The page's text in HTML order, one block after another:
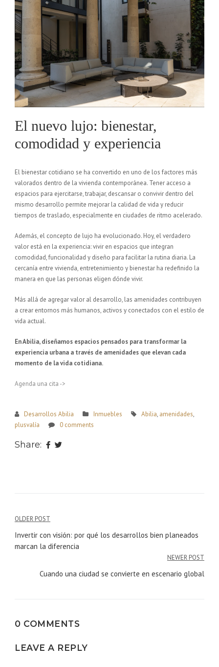
El nuevo lujo: bienestar,
comodidad y experiencia
El bienestar cotidiano se ha convertido en uno de los factores más
valorados dentro de la vivienda contemporánea. Tener acceso a
espacios para ejercitarse, trabajar, descansar o convivir dentro del
mismo desarrollo permite mejorar la calidad de vida y reducir
tiempos de traslado, especialmente en ciudades de ritmo acelerado.
Además, el concepto de lujo ha evolucionado. Hoy, el verdadero
valor está en la experiencia: vivir en espacios que integran
comodidad, funcionalidad y diseño para facilitar la rutina diaria. La
cercanía entre vivienda, entretenimiento y bienestar ha redefinido la
manera en que las personas eligen dónde vivir.
Más allá de agregar valor al desarrollo, las amenidades contribuyen
a crear entornos más humanos, activos y conectados con el estilo de
vida actual.
En Abilia, diseñamos espacios pensados para transformar la
experiencia urbana a través de amenidades que elevan cada
momento de la vida cotidiana.
Agenda una cita ->
Desarrollos Abilia Inmuebles Abilia, amenidades,
plusvalía
0 comments
Share:
Navegación
de
OLDER POST
Invertir con visión: por qué los desarrollos bien planeados
marcan la diferencia
NEWER POST
Cuando una ciudad se convierte en escenario global
0 COMMENTS
LEAVE A REPLY